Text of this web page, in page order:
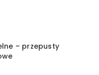
– przepusty